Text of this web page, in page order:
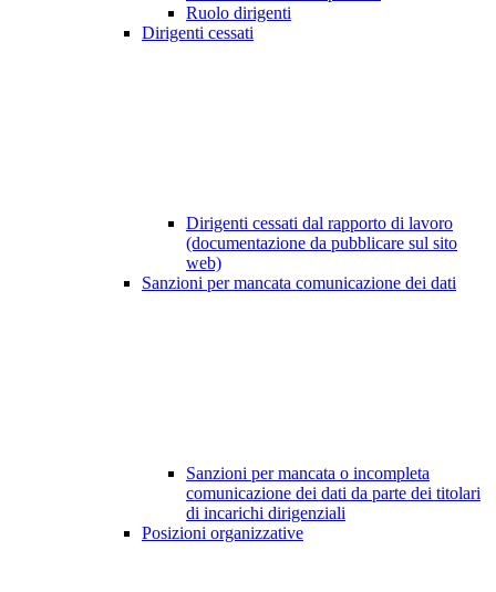
Ruolo dirigenti
Dirigenti cessati
Dirigenti cessati dal rapporto di lavoro
(documentazione da pubblicare sul sito
web)
Sanzioni per mancata comunicazione dei dati
Sanzioni per mancata o incompleta
comunicazione dei dati da parte dei titolari
di incarichi dirigenziali
Posizioni organizzative